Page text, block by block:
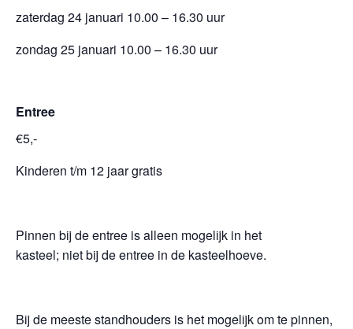
zaterdag 24 januari 10.00 – 16.30 uur
zondag 25 januari 10.00 – 16.30 uur
Entree
€5,-
Kinderen t/m 12 jaar gratis
Pinnen bij de entree is alleen mogelijk in het
kasteel; niet bij de entree in de kasteelhoeve.
Bij de meeste standhouders is het mogelijk om te pinnen,